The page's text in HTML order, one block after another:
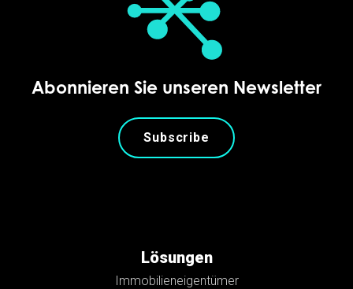
Abonnieren Sie unseren Newsletter
Subscribe
Lösungen
Immobilieneigentümer